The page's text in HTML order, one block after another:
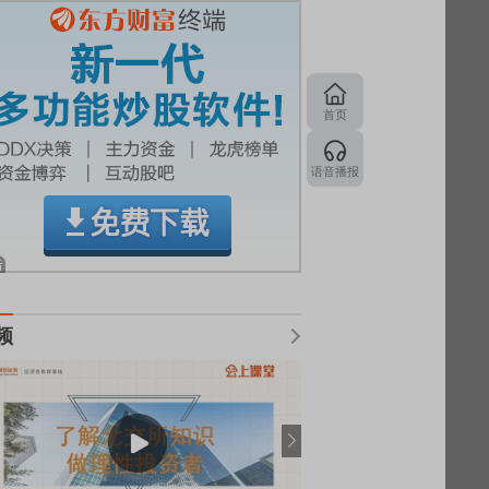
首页
语音播报